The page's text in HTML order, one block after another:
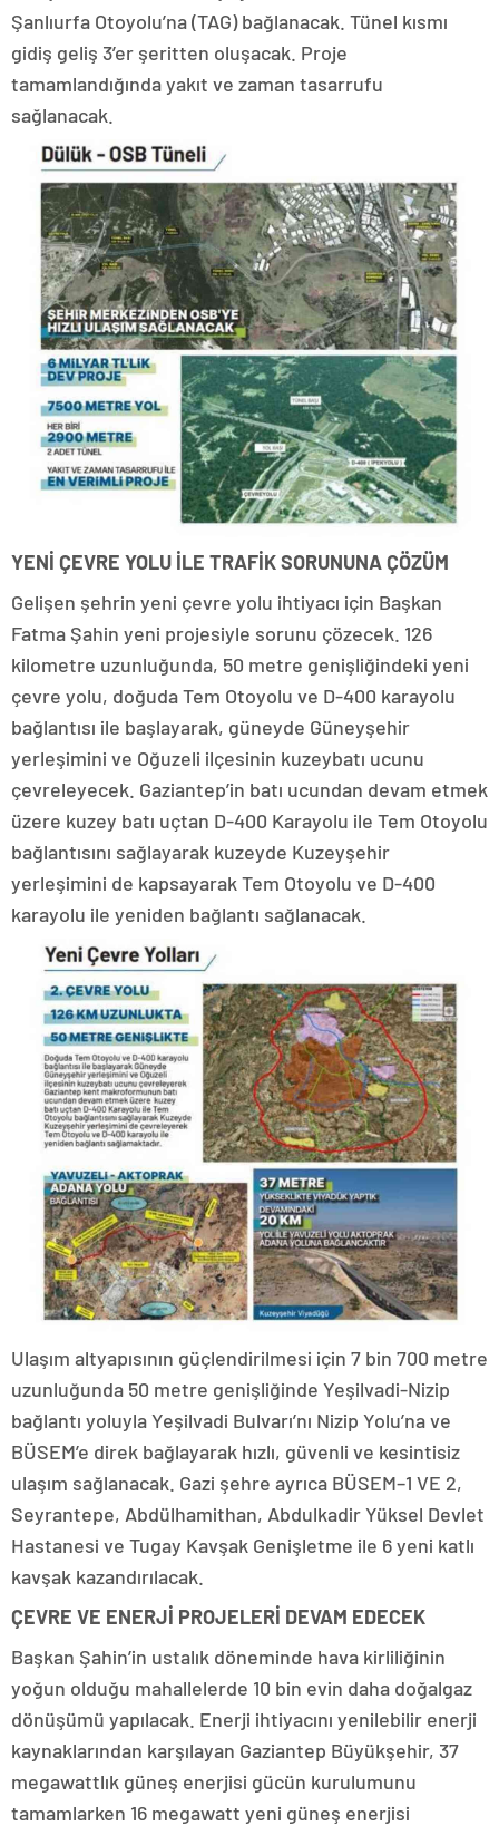
Şanlıurfa Otoyolu’na (TAG) bağlanacak. Tünel kısmı
gidiş geliş 3’er şeritten oluşacak. Proje
tamamlandığında yakıt ve zaman tasarrufu
sağlanacak.
YENİ ÇEVRE YOLU İLE TRAFİK SORUNUNA ÇÖZÜM
Gelişen şehrin yeni çevre yolu ihtiyacı için Başkan
Fatma Şahin yeni projesiyle sorunu çözecek. 126
kilometre uzunluğunda, 50 metre genişliğindeki yeni
çevre yolu, doğuda Tem Otoyolu ve D-400 karayolu
bağlantısı ile başlayarak, güneyde Güneyşehir
yerleşimini ve Oğuzeli ilçesinin kuzeybatı ucunu
çevreleyecek. Gaziantep’in batı ucundan devam etmek
üzere kuzey batı uçtan D-400 Karayolu ile Tem Otoyolu
bağlantısını sağlayarak kuzeyde Kuzeyşehir
yerleşimini de kapsayarak Tem Otoyolu ve D-400
karayolu ile yeniden bağlantı sağlanacak.
Ulaşım altyapısının güçlendirilmesi için 7 bin 700 metre
uzunluğunda 50 metre genişliğinde Yeşilvadi-Nizip
bağlantı yoluyla Yeşilvadi Bulvarı’nı Nizip Yolu’na ve
BÜSEM’e direk bağlayarak hızlı, güvenli ve kesintisiz
ulaşım sağlanacak. Gazi şehre ayrıca BÜSEM–1 VE 2,
Seyrantepe, Abdülhamithan, Abdulkadir Yüksel Devlet
Hastanesi ve Tugay Kavşak Genişletme ile 6 yeni katlı
kavşak kazandırılacak.
ÇEVRE VE ENERJİ PROJELERİ DEVAM EDECEK
Başkan Şahin’in ustalık döneminde hava kirliliğinin
yoğun olduğu mahallelerde 10 bin evin daha doğalgaz
dönüşümü yapılacak. Enerji ihtiyacını yenilebilir enerji
kaynaklarından karşılayan Gaziantep Büyükşehir, 37
megawattlık güneş enerjisi gücün kurulumunu
tamamlarken 16 megawatt yeni güneş enerjisi